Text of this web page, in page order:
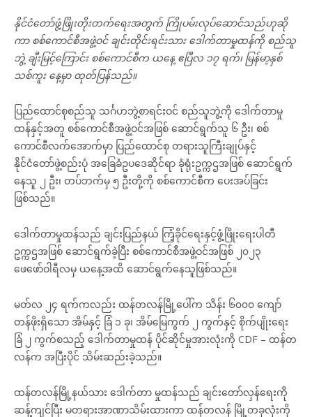
နိုင်ငံတော်ဖွံ့ဖြိုးတိုးတက်ရေးအတွက် ကြိုပမ်းလုပ်ဆောင်သည်ဟုဆို
ကာ စစ်ကောင်စီအဖွဲ့ဝင် ချင်းတိုင်းရင်းသား ဒေါက်တာမှုထန်ကို စည်သူ
ဘွဲ့ ချီးမြင့်ကြောင်း စစ်ကောင်စီက ယနေ့ ဧပြီလ ၁၇ ရက်၊ မြန်မာ့နှစ်
သစ်ကူး နေ့မှာ ထုတ်ပြန်သည်။
ပြည်ထောင်စုစည်သူ သင်္ဂဟဘွဲ့စာရင်းဝင် စည်သူဘွဲ့ကို ဒေါက်တာမှု
ထန်နှင့်အတူ စစ်ကောင်စီအဖွဲ့ဝင်အဖြစ် ဆောင်ရွက်သူ ၆ ဦး၊ စစ်
ကောင်စီလက်အောက်မှာ ပြည်ထောင်စု တရားသူကြီးချုပ်နှင့်
နိုင်ငံတော်ဖွဲ့စည်းပုံ အခြေခံဥပဒေဆိုင်ရာ ခုံရုံးဥက္ကဌအဖြစ် ဆောင်ရွက်
နေသူ ၂ ဦး၊ တပ်ဘက်မှ ၅ ဦးတို့ကို စစ်ကောင်စီက ပေးအပ်ခြင်း
ဖြစ်သည်။
ဒေါက်တာမှုထန်သည် ချင်းပြည်နယ် ကြံ့ခိုင်ရေးနှင့်ဖွံ့ဖြိုးရေးပါတီ
ဥက္ကဌအဖြစ် ဆောင်ရွက်ခဲ့ပြီး စစ်ကောင်စီအဖွဲ့ဝင်အဖြစ် ၂၀၂၃
ဖေဖော်ဝါရီလမှ ယနေ့အထိ ဆောင်ရွက်နေသူဖြစ်သည်။
မတ်လ ၂၄ ရက်ကလည်း ထန်တလန်မြို့ပေါ်က သိန်း ၆၀၀၀ ကျော်
တန်ဖိုးရှိသော အိမ်နှင့် ခြံ ၁ ခု၊ အိမ်မြေကွက် ၂ ကွက်နှင့် စိုက်ပျိုးရေး
ခြံ ၂ ကွက်စသည့် ဒေါက်တာမှုထန် ပိုင်ဆိုင်မှုအားလုံးကို CDF – ထန်တ
လန်က အပြီးပိုင် သိမ်းဆည်းခဲ့သည်။
ထန်တလန်မြို့နယ်သား ဒေါက်တာ မှုထန်သည် ချင်းတော်လှန်ရေးကို
ဆန့်ကျင်ပြီး မတရားအာဏာသိမ်းထားကာ ထန်တလန် မြို့တခုလုံးကို